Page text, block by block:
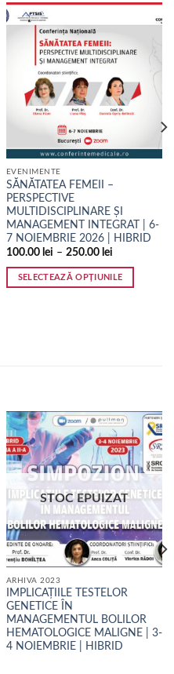
EVENIMENTE
SĂNĂTATEA FEMEII –
PERSPECTIVE
MULTIDISCIPLINARE ȘI
MANAGEMENT INTEGRAT | 6-
7 NOIEMBRIE 2026 | HIBRID
100.00 lei – 250.00 lei
SELECTEAZĂ OPȚIUNILE
pot
fi
alese
în
pagina
produsului.STOC EPUIZAT
ARHIVA 2023
IMPLICAȚIILE TESTELOR
GENETICE ÎN
MANAGEMENTUL BOLILOR
HEMATOLOGICE MALIGNE | 3-
4 NOIEMBRIE | HIBRID